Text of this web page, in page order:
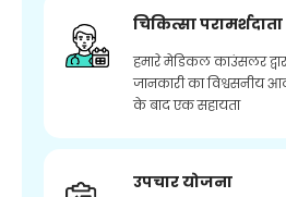
चिकित्सा परामर्शदाता
हमारे मेडिकल काउंसलर
जानकारी का विश्वसनीय
के बाद एक सहायता
उपचार योजना